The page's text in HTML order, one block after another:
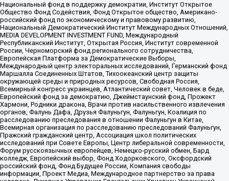
Национальный фонд в поддержку демократии, Институт Открытое
Общество Фонд Содействия, Фонд Открытое общество, Американо-
российский фонд по экономическому и правовому развитию,
Национальный Демократический Институт Международных Отношений,
MEDIA DEVELOPMENT INVESTMENT FUND, Международный
Республиканский Институт, Открытая Россия, Институт современной
России, Черноморский фонд регионального сотрудничества,
Европейская Платформа за Демократические Выборы,
Международный центр электоральных исследований, Германский фонд
Маршалла Соединенных Штатов, Тихоокеанский центр защиты
окружающей среды и природных ресурсов, Свободная Россия,
Всемирный конгресс украинцев, Атлантический совет, Человек в беде,
Европейский фонд за демократию, Джеймстаунский фонд, Прожект
Хармони, Родники дракона, Врачи против насильственного извлечения
органов, Фалунь Дафа, Друзья Фалуньгун, Фалуньгун, Коалиция по
расследованию преследования в отношении Фалуньгун в Китае,
Всемирная организация по расследованию преследований Фалуньгун,
Пражский гражданский центр, Ассоциация школ политических
исследований при Совете Европы, Центр либеральной современности,
Форум русскоязычных европейцев, Немецко-русский обмен, Бард
колледж, Европейский выбор, Фонд Ходорковского, Оксфордский
российский фонд, Фонд Будущее России, Компания свободы
информации, Проект Медиа, Международное партнерство за права